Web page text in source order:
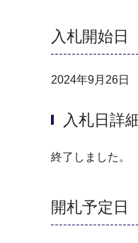
入札開始日
2024年9月26日
入札日詳
終了しました。
開札予定日